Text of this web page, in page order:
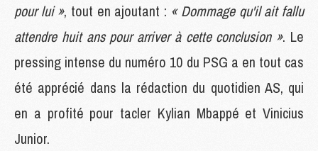
pour lui », tout en ajoutant : « Dommage qu'il ait fallu
attendre huit ans pour arriver à cette conclusion ». Le
pressing intense du numéro 10 du PSG a en tout cas
été apprécié dans la rédaction du quotidien AS, qui
en a profité pour tacler Kylian Mbappé et Vinicius
Junior.